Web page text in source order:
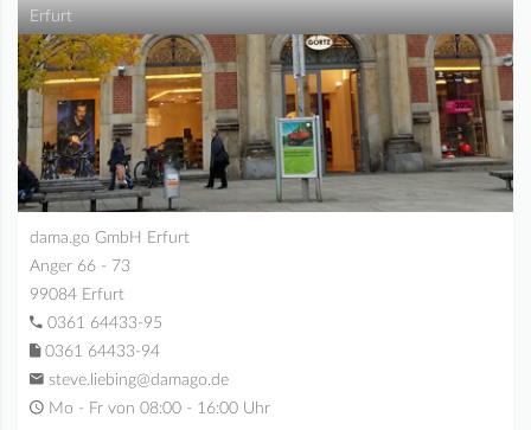
Erfurt
dama.go GmbH Erfurt
Anger 66 - 73
99084 Erfurt
0361 64433-95
0361 64433-94
steve.liebing@damago.de
Mo - Fr von 08:00 - 16:00 Uhr